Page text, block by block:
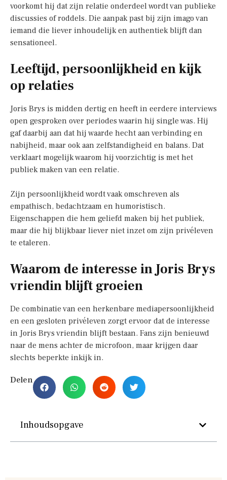
voorkomt hij dat zijn relatie onderdeel wordt van publieke
discussies of roddels. Die aanpak past bij zijn imago van
iemand die liever inhoudelijk en authentiek blijft dan
sensationeel.
Leeftijd, persoonlijkheid en kijk
op relaties
Joris Brys is midden dertig en heeft in eerdere interviews
open gesproken over periodes waarin hij single was. Hij
gaf daarbij aan dat hij waarde hecht aan verbinding en
nabijheid, maar ook aan zelfstandigheid en balans. Dat
verklaart mogelijk waarom hij voorzichtig is met het
publiek maken van een relatie.
Zijn persoonlijkheid wordt vaak omschreven als
empathisch, bedachtzaam en humoristisch.
Eigenschappen die hem geliefd maken bij het publiek,
maar die hij blijkbaar liever niet inzet om zijn privéleven
te etaleren.
Waarom de interesse in Joris Brys
vriendin blijft groeien
De combinatie van een herkenbare mediapersoonlijkheid
en een gesloten privéleven zorgt ervoor dat de interesse
in Joris Brys vriendin blijft bestaan. Fans zijn benieuwd
naar de mens achter de microfoon, maar krijgen daar
slechts beperkte inkijk in.
Delen
Inhoudsopgave